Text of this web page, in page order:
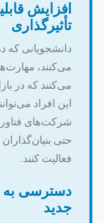
افزایش
تأثیرگذاری
دانشجویانی که
می‌کنند،
می‌کنند که در
این افراد
شرکت‌های
حتی
فعالیت کنند.
دسترسی به
جدید